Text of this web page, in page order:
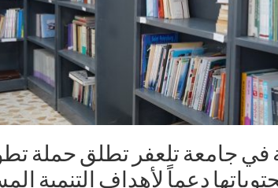
في جامعة تلعفر تطلق حملة
دعماً لأهداف التنمية